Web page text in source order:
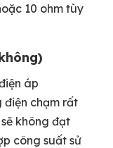
10 ohm tùy
áp
điện chạm rất
không đạt
công suất sử